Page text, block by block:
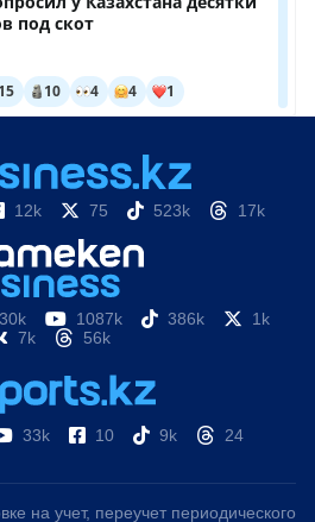
12k 75 523k 17k
1087k 386k
1k
7k
56k
33k 10 9k 24
на учет, переучет периодического